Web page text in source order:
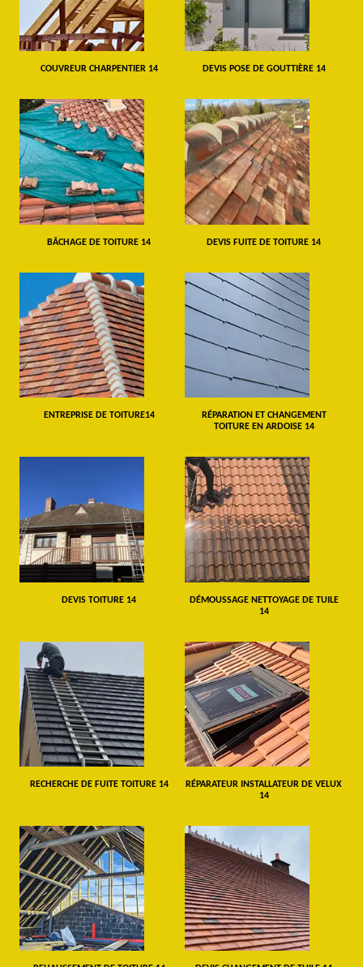
COUVREUR CHARPENTIER 14 DEVIS POSE DE GOUTTIÈRE 14
BÂCHAGE DE TOITURE 14 DEVIS FUITE DE TOITURE 14
ENTREPRISE DE TOITURE14
RÉPARATION ET CHANGEMENT
TOITURE EN ARDOISE 14
DEVIS TOITURE 14
DÉMOUSSAGE NETTOYAGE DE TUILE
14
RECHERCHE DE FUITE TOITURE 14
RÉPARATEUR INSTALLATEUR DE VELUX
14